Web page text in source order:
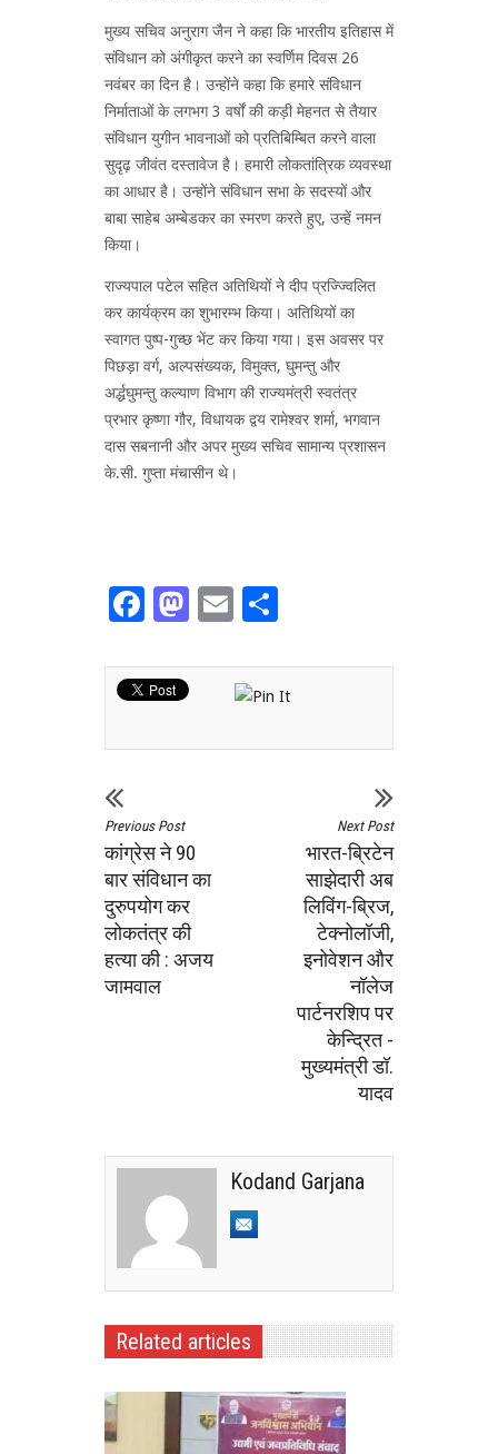
मुख्य सचिव अनुराग जैन ने कहा कि भारतीय इतिहास में
संविधान को अंगीकृत करने का स्वर्णिम दिवस 26
नवंबर का दिन है। उन्होंने कहा कि हमारे संविधान
निर्माताओं के लगभग 3 वर्षों की कड़ी मेहनत से तैयार
संविधान युगीन भावनाओं को प्रतिबिम्बित करने वाला
सुदृढ़ जीवंत दस्तावेज है। हमारी लोकतांत्रिक व्यवस्था
का आधार है। उन्होंने संविधान सभा के सदस्यों और
बाबा साहेब अम्बेडकर का स्मरण करते हुए, उन्हें नमन
किया।
राज्यपाल पटेल सहित अतिथियों ने दीप प्रज्ज्विलित
कर कार्यक्रम का शुभारम्भ किया। अतिथियों का
स्वागत पुष्प-गुच्छ भेंट कर किया गया। इस अवसर पर
पिछड़ा वर्ग, अल्पसंख्यक, विमुक्त, घुमन्तु और
अर्द्धघुमन्तु कल्याण विभाग की राज्यमंत्री स्वतंत्र
प्रभार कृष्णा गौर, विधायक द्वय रामेश्वर शर्मा, भगवान
दास सबनानी और अपर मुख्य सचिव सामान्य प्रशासन
के.सी. गुप्ता मंचासीन थे।
Facebook
Mastodon
Email
Previous Post
कांग्रेस ने 90
बार संविधान का
दुरुपयोग कर
लोकतंत्र की
हत्या की : अजय
जामवाल
Next Post
भारत-ब्रिटेन
साझेदारी अब
लिविंग-ब्रिज,
टेक्नोलॉजी,
इनोवेशन और
नॉलेज
पार्टनरशिप पर
केन्द्रित -
मुख्यमंत्री डॉ.
यादव
Kodand Garjana
Related articles